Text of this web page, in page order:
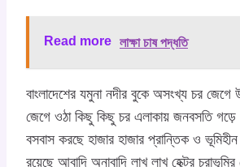
Read more লাক্ষা চাষ পদ্ধতি
বাংলাদেশের যমুনা নদীর বুকে অসংখ্য চর
জেগে ওঠা কিছু কিছু চর এলাকায় জনবসতি গড়ে
বসবাস করছে হাজার হাজার প্রান্তিক ও
রয়েছে আবাদি অনাবাদি লাখ লাখ হেক্টর